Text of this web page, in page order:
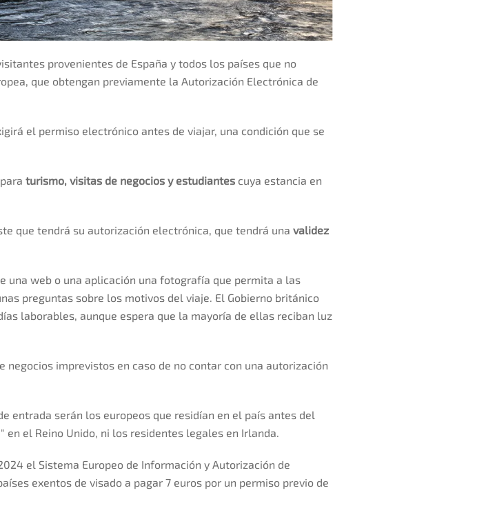
provenientes de España y todos los países que no
que obtengan previamente la Autorización Electrónica de
el permiso electrónico antes de viajar, una condición que se
turismo, visitas de negocios y estudiantes cuya estancia en
que tendrá su autorización electrónica, que tendrá una validez
una web o una aplicación una fotografía que permita a las
preguntas sobre los motivos del viaje. El Gobierno británico
laborables, aunque espera que la mayoría de ellas reciban luz
imprevistos en caso de no contar con una autorización
entrada serán los europeos que residían en el país antes del
el Reino Unido, ni los residentes legales en Irlanda.
el Sistema Europeo de Información y Autorización de
exentos de visado a pagar 7 euros por un permiso previo de